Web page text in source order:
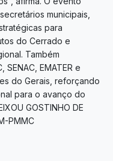
municipais,
para
do Cerrado e
Também
EMATER e
do Gerais, reforçando
para o avanço do
GOSTINHO DE
PMMC